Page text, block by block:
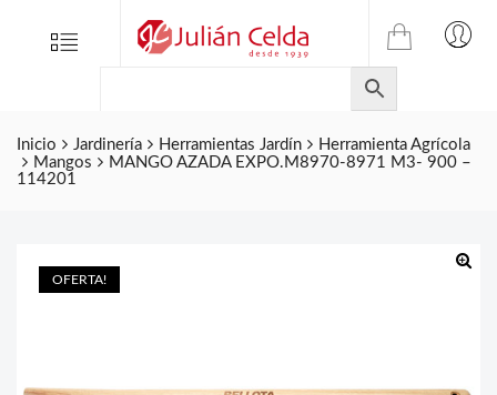
Menu
TIENDA
ONLINE
DE
JULIAN
CELDA
Inicio Jardinería Herramientas Jardín
Herramienta Agrícola
Mangos
MANGO AZADA EXPO.M8970-8971 M3- 900 –
114201
OFERTA!
Folletos
Contacto